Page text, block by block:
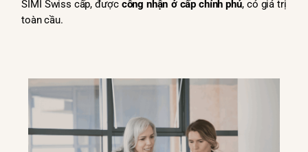
SIMI Swiss cấp, được công nhận ở cấp chính phủ, có giá trị
toàn cầu.